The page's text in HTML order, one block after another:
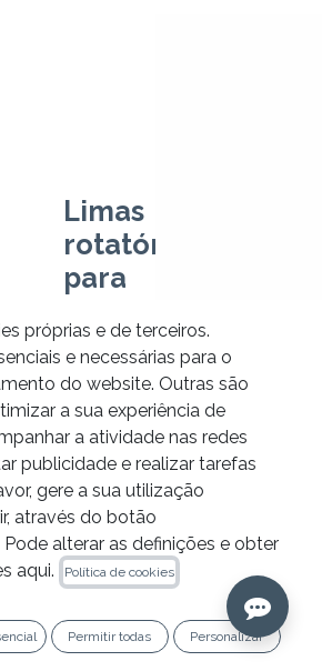
Limas
rotatórias
para
guia
para
escolher
o
sistema
de
instrumentação
adequado
à
sua
próprias e de terceiros.
e necessárias para o
do website. Outras são
a sua experiência de
a atividade nas redes
publicidade e realizar tarefas
gere a sua utilização
através do botão
alterar as definições e obter
aqui.
Política de cookies
Permitir todas Personalizar